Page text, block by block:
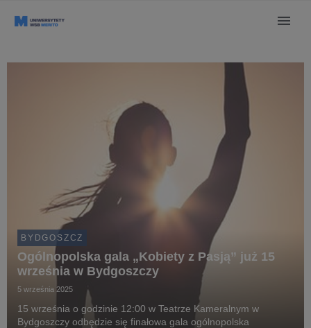
BYDGOSZCZ
Ogólnopolska gala „Kobiety z Pasją” już 15
września w Bydgoszczy
5 września 2025
15 września o godzinie 12:00 w Teatrze Kameralnym w
Bydgoszczy odbędzie się finałowa gala ogólnopolska